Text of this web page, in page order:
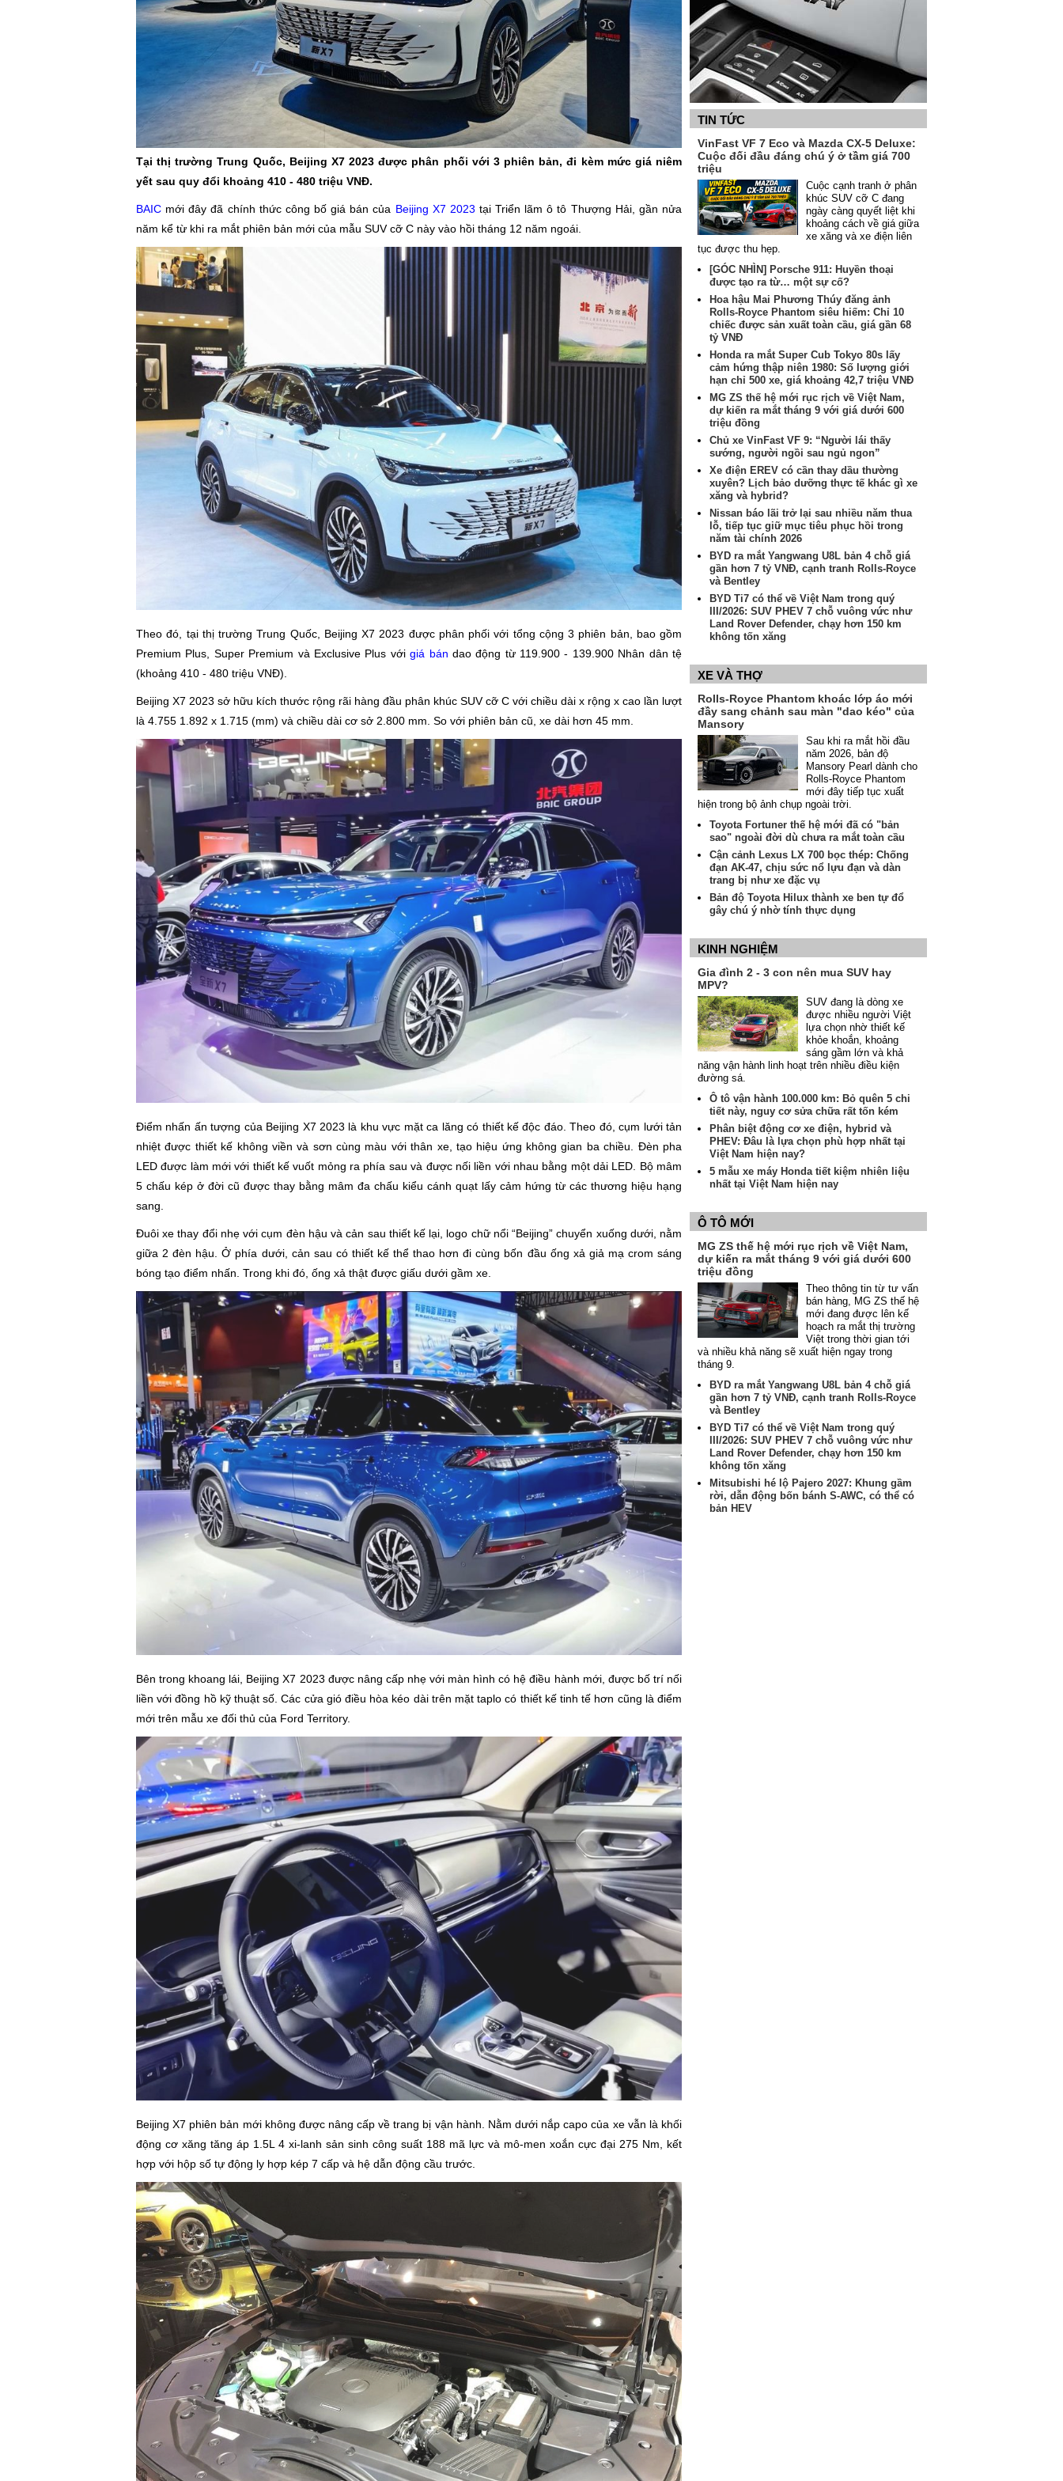
Tại thị trường Trung Quốc, Beijing X7 2023 được phân phối với 3 phiên bản, đi kèm mức giá niêm
yết sau quy đổi khoảng 410 - 480 triệu VNĐ.
BAIC mới đây đã chính thức công bố giá bán của Beijing X7 2023 tại Triển lãm ô tô Thượng Hải, gần nửa
năm kể từ khi ra mắt phiên bản mới của mẫu SUV cỡ C này vào hồi tháng 12 năm ngoái.
Theo đó, tại thị trường Trung Quốc, Beijing X7 2023 được phân phối với tổng cộng 3 phiên bản, bao gồm
Premium Plus, Super Premium và Exclusive Plus vớigiá bán dao động từ 119.900 - 139.900 Nhân dân tệ
(khoảng 410 - 480 triệu VNĐ).
Beijing X7 2023 sở hữu kích thước rộng rãi hàng đầu phân khúc SUV cỡ C với chiều dài x rộng x cao lần lượt
là 4.755 1.892 x 1.715 (mm) và chiều dài cơ sở 2.800 mm. So với phiên bản cũ, xe dài hơn 45 mm.
Điểm nhấn ấn tượng của Beijing X7 2023 là khu vực mặt ca lăng có thiết kế độc đáo. Theo đó, cụm lưới tản
nhiệt được thiết kế không viền và sơn cùng màu với thân xe, tạo hiệu ứng không gian ba chiều. Đèn pha
LED được làm mới với thiết kế vuốt mỏng ra phía sau và được nối liền với nhau bằng một dải LED. Bộ mâm
5 chấu kép ở đời cũ được thay bằng mâm đa chấu kiểu cánh quạt lấy cảm hứng từ các thương hiệu hạng
sang.
Đuôi xe thay đổi nhẹ với cụm đèn hậu và cản sau thiết kế lại, logo chữ nổi “Beijing” chuyển xuống dưới, nằm
giữa 2 đèn hậu. Ở phía dưới, cản sau có thiết kế thể thao hơn đi cùng bốn đầu ống xả giả mạ crom sáng
bóng tạo điểm nhấn. Trong khi đó, ống xả thật được giấu dưới gầm xe.
Bên trong khoang lái, Beijing X7 2023 được nâng cấp nhẹ với màn hình có hệ điều hành mới, được bố trí nối
liền với đồng hồ kỹ thuật số. Các cửa gió điều hòa kéo dài trên mặt taplo có thiết kế tinh tế hơn cũng là điểm
mới trên mẫu xe đối thủ của Ford Territory.
Beijing X7 phiên bản mới không được nâng cấp về trang bị vận hành. Nằm dưới nắp capo của xe vẫn là khối
động cơ xăng tăng áp 1.5L 4 xi-lanh sản sinh công suất 188 mã lực và mô-men xoắn cực đại 275 Nm, kết
hợp với hộp số tự động ly hợp kép 7 cấp và hệ dẫn động cầu trước.
TIN TỨC
VinFast VF 7 Eco và Mazda CX-5 Deluxe:
Cuộc đối đầu đáng chú ý ở tầm giá 700
triệu
Cuộc cạnh tranh ở phân
khúc SUV cỡ C đang
ngày càng quyết liệt khi
khoảng cách về giá giữa
xe xăng và xe điện liên
tục được thu hẹp.
[GÓC NHÌN] Porsche 911: Huyền thoại
được tạo ra từ… một sự cố?
Hoa hậu Mai Phương Thúy đăng ảnh
Rolls-Royce Phantom siêu hiếm: Chỉ 10
chiếc được sản xuất toàn cầu, giá gần 68
tỷ VNĐ
Honda ra mắt Super Cub Tokyo 80s lấy
cảm hứng thập niên 1980: Số lượng giới
hạn chỉ 500 xe, giá khoảng 42,7 triệu VNĐ
MG ZS thế hệ mới rục rịch về Việt Nam,
dự kiến ra mắt tháng 9 với giá dưới 600
triệu đồng
Chủ xe VinFast VF 9: “Người lái thấy
sướng, người ngồi sau ngủ ngon”
Xe điện EREV có cần thay dầu thường
xuyên? Lịch bảo dưỡng thực tế khác gì xe
xăng và hybrid?
Nissan báo lãi trở lại sau nhiều năm thua
lỗ, tiếp tục giữ mục tiêu phục hồi trong
năm tài chính 2026
BYD ra mắt Yangwang U8L bản 4 chỗ giá
gần hơn 7 tỷ VNĐ, cạnh tranh Rolls-Royce
và Bentley
BYD Ti7 có thể về Việt Nam trong quý
III/2026: SUV PHEV 7 chỗ vuông vức như
Land Rover Defender, chạy hơn 150 km
không tốn xăng
XE VÀ THỢ
Rolls-Royce Phantom khoác lớp áo mới
đầy sang chảnh sau màn "dao kéo" của
Mansory
Sau khi ra mắt hồi đầu
năm 2026, bản độ
Mansory Pearl dành cho
Rolls-Royce Phantom
mới đây tiếp tục xuất
hiện trong bộ ảnh chụp ngoài trời.
Toyota Fortuner thế hệ mới đã có "bản
sao" ngoài đời dù chưa ra mắt toàn cầu
Cận cảnh Lexus LX 700 bọc thép: Chống
đạn AK-47, chịu sức nổ lựu đạn và dàn
trang bị như xe đặc vụ
Bản độ Toyota Hilux thành xe ben tự đổ
gây chú ý nhờ tính thực dụng
KINH NGHIỆM
Gia đình 2 - 3 con nên mua SUV hay
MPV?
SUV đang là dòng xe
được nhiều người Việt
lựa chọn nhờ thiết kế
khỏe khoắn, khoảng
sáng gầm lớn và khả
năng vận hành linh hoạt trên nhiều điều kiện
đường sá.
Ô tô vận hành 100.000 km: Bỏ quên 5 chi
tiết này, nguy cơ sửa chữa rất tốn kém
Phân biệt động cơ xe điện, hybrid và
PHEV: Đâu là lựa chọn phù hợp nhất tại
Việt Nam hiện nay?
5 mẫu xe máy Honda tiết kiệm nhiên liệu
nhất tại Việt Nam hiện nay
Ô TÔ MỚI
MG ZS thế hệ mới rục rịch về Việt Nam,
dự kiến ra mắt tháng 9 với giá dưới 600
triệu đồng
Theo thông tin từ tư vấn
bán hàng, MG ZS thế hệ
mới đang được lên kế
hoạch ra mắt thị trường
Việt trong thời gian tới
và nhiều khả năng sẽ xuất hiện ngay trong
tháng 9.
BYD ra mắt Yangwang U8L bản 4 chỗ giá
gần hơn 7 tỷ VNĐ, cạnh tranh Rolls-Royce
và Bentley
BYD Ti7 có thể về Việt Nam trong quý
III/2026: SUV PHEV 7 chỗ vuông vức như
Land Rover Defender, chạy hơn 150 km
không tốn xăng
Mitsubishi hé lộ Pajero 2027: Khung gầm
rời, dẫn động bốn bánh S-AWC, có thể có
bản HEV